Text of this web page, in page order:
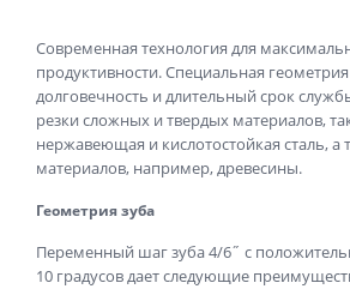
Современная технология для
продуктивности. Специальная
долговечность и длительный срок
резки сложных и твердых материалов,
нержавеющая и кислотостойкая сталь, а
материалов, например, древесины.
Геометрия зуба
Переменный шаг зуба 4/6˝ с
10 градусов дает следующие